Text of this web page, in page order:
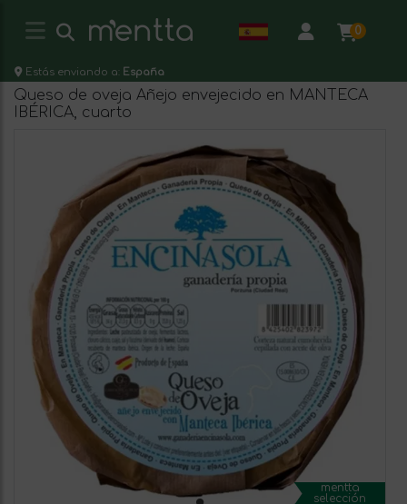
0
Estás enviando a: España
Queso de oveja Añejo envejecido en MANTECA
IBÉRICA, cuarto
mentta
selección